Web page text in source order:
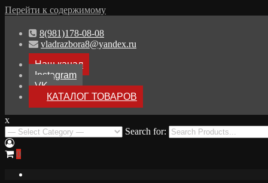
Перейти к содержимому
8(981)178-08-08
vladrazbora8@yandex.ru
Наш канал
Instagram
VK
КАТАЛОГ ТОВАРОВ
Разбор Ауди А8
Разборка Audi A8 D3
x
Search for:
0